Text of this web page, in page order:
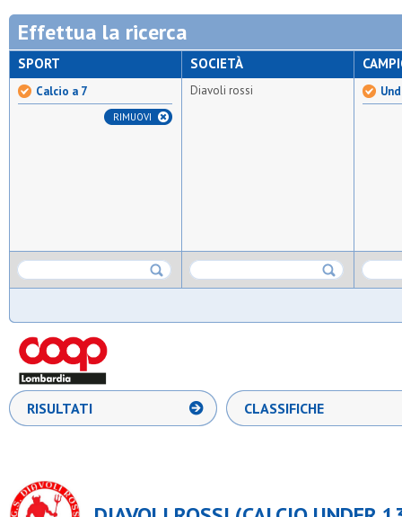
Effettua la ricerca
SPORT
Calcio a 7
RIMUOVI
SOCIETÀ
Diavoli rossi
RISULTATI CLASSIFICHE